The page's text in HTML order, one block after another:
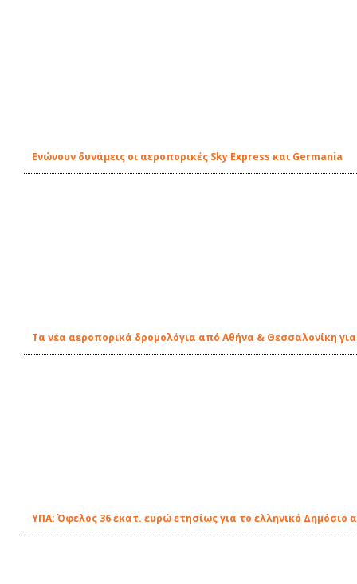
Ενώνουν δυνάμεις οι αεροπορικές Sky Express και Germania
Τα νέα αεροπορικά δρομολόγια από Αθήνα & Θεσσαλονίκη για
ΥΠΑ: Όφελος 36 εκατ. ευρώ ετησίως για το ελληνικό Δημόσιο